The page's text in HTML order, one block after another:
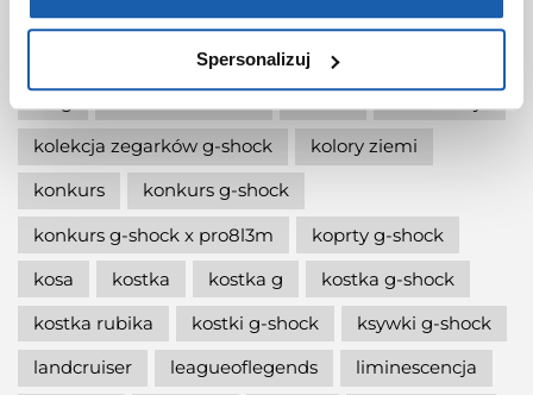
Spersonalizuj
jaki zegarek g-shock wybrać
jaki zegarek wybrać
kermit
kolekcja zegarków g-shock
kolory ziemi
konkurs
konkurs g-shock
konkurs g-shock x pro8l3m
koprty g-shock
kosa
kostka kostka g
kostka g-shock
kostka rubika
kostki g-shock
ksywki g-shock
landcruiser
leagueoflegends
liminescencja